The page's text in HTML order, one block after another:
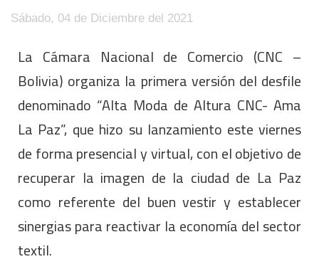
Sábado, 04 de Diciembre del 2021
La Cámara Nacional de Comercio (CNC –
Bolivia) organiza la primera versión del desfile
denominado “Alta Moda de Altura CNC- Ama
La Paz”, que hizo su lanzamiento este viernes
de forma presencial y virtual, con el objetivo de
recuperar la imagen de la ciudad de La Paz
como referente del buen vestir y establecer
sinergias para reactivar la economía del sector
textil.